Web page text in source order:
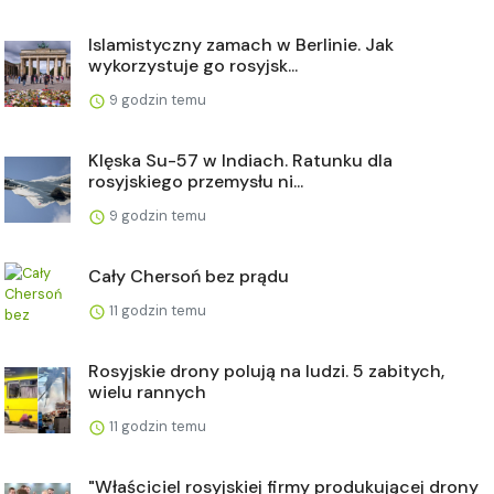
Islamistyczny zamach w Berlinie. Jak
wykorzystuje go rosyjsk...
9 godzin temu
Klęska Su-57 w Indiach. Ratunku dla
rosyjskiego przemysłu ni...
9 godzin temu
Cały Chersoń bez prądu
11 godzin temu
Rosyjskie drony polują na ludzi. 5 zabitych,
wielu rannych
11 godzin temu
"Właściciel rosyjskiej firmy produkującej drony